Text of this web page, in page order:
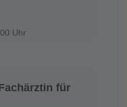
Uhr
für